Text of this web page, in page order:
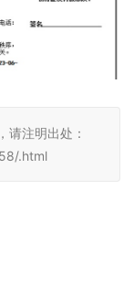
注明出处：
.html